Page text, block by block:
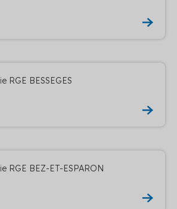
RGE BESSEGES
RGE BEZ-ET-ESPARON